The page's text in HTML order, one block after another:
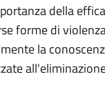
della
forme di
la